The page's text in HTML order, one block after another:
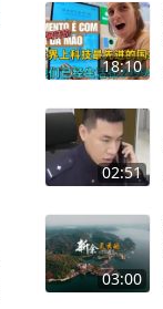
18:10
02:51
03:00